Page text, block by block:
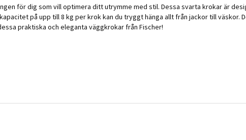
för dig som vill optimera ditt utrymme med stil. Dessa svarta krokar är
på upp till 8 kg per krok kan du tryggt hänga allt från jackor till
praktiska och eleganta väggkrokar från Fischer!